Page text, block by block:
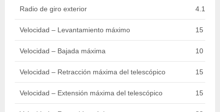
Radio de giro exterior 4.19 m
Velocidad – Levantamiento máximo 15 sec.
Velocidad – Bajada máxima 10 sec.
Velocidad – Retracción máxima del telescópico 15 sec.
Velocidad – Extensión máxima del telescópico 15 sec.